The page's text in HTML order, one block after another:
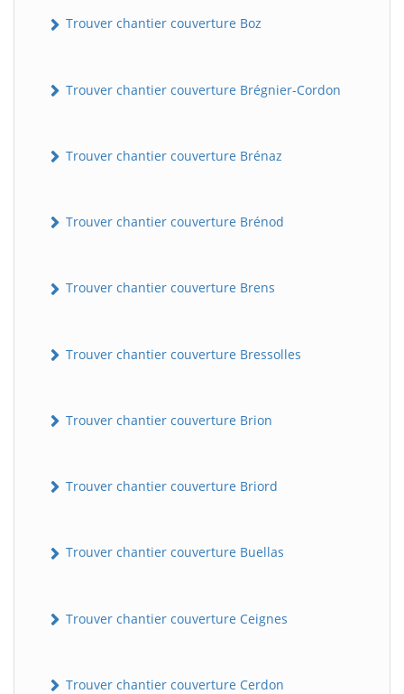
Trouver chantier couverture Boz
Trouver chantier couverture Brégnier-Cordon
Trouver chantier couverture Brénaz
Trouver chantier couverture Brénod
Trouver chantier couverture Brens
Trouver chantier couverture Bressolles
Trouver chantier couverture Brion
Trouver chantier couverture Briord
Trouver chantier couverture Buellas
Trouver chantier couverture Ceignes
Trouver chantier couverture Cerdon